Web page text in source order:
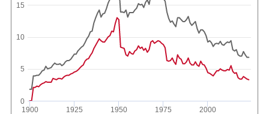
1900 1925 1950 1975 2000
0
5
10
15